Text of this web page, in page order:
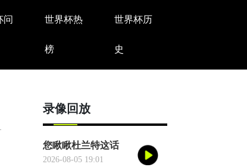
问 世界杯热
榜
世界杯历
史
录像回放
您瞅瞅杜兰特这话
——"76人比宇宙勇
2026-08-05 19:01